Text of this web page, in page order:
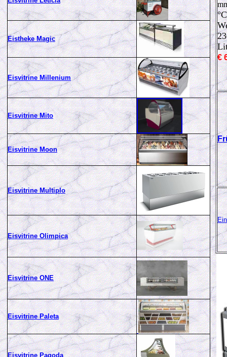
Eistheke Magic
Eisvitrine Millenium
Eisvitrine Mito
Eisvitrine Moon
Eisvitrine Multiplo
Eisvitrine Olimpica
Eisvitrine ONE
Eisvitrine Paleta
Eisvitrine Pagoda
€